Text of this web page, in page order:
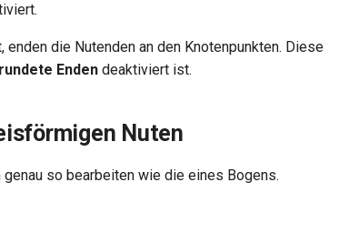
die Nutenden an den Knotenpunkten. Diese
Enden deaktiviert ist.
Nuten
so bearbeiten wie die eines Bogens.